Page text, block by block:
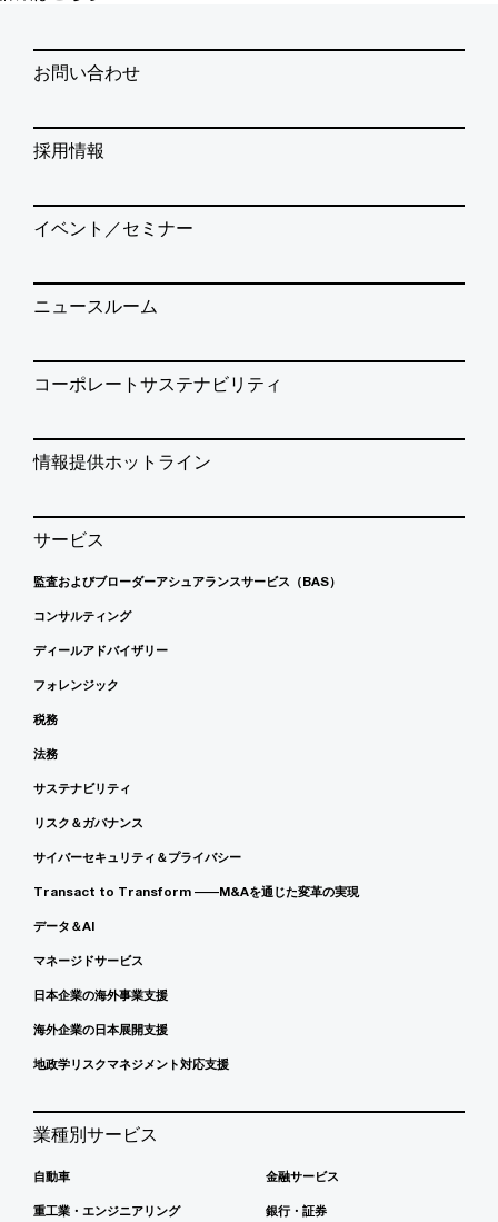
お問い合わせ
採用情報
イベント／セミナー
ニュースルーム
コーポレートサステナビリティ
情報提供ホットライン
サービス
監査およびブローダーアシュアランスサービス（BAS）
コンサルティング
ディールアドバイザリー
フォレンジック
税務
法務
サステナビリティ
リスク＆ガバナンス
サイバーセキュリティ＆プライバシー
Transact to Transform ――M&Aを通じた変革の実現
データ＆AI
マネージドサービス
日本企業の海外事業支援
海外企業の日本展開支援
地政学リスクマネジメント対応支援
業種別サービス
自動車
重工業・エンジニアリング
金融サービス
銀行・証券